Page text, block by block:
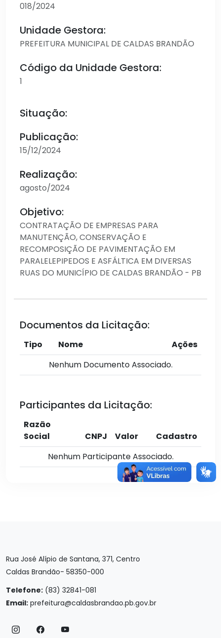
018/2024
Unidade Gestora:
PREFEITURA MUNICIPAL DE CALDAS BRANDÃO
Código da Unidade Gestora:
1
Situação:
Publicação:
15/12/2024
Realização:
agosto/2024
Objetivo:
CONTRATAÇÃO DE EMPRESAS PARA
MANUTENÇÃO, CONSERVAÇÃO E
RECOMPOSIÇÃO DE PAVIMENTAÇÃO EM
PARALELEPIPEDOS E ASFÁLTICA EM DIVERSAS
RUAS DO MUNICÍPIO DE CALDAS BRANDÃO - PB
Documentos da Licitação:
Tipo Nome
Ações
Nenhum Documento Associado.
Participantes da Licitação:
Razão
Social
CNPJ Valor
Cadastro
Nenhum Participante Associado.
Rua José Alípio de Santana, 371, Centro
Caldas Brandão- 58350-000
Telefone: (83) 32841-081
Email: prefeitura@caldasbrandao.pb.gov.br